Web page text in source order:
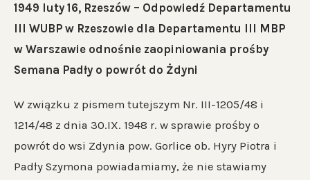
1949 luty 16, Rzeszów – Odpowiedź Departamentu
III WUBP w Rzeszowie dla Departamentu III MBP
w Warszawie odnośnie zaopiniowania prośby
Semana Padły o powrót do Żdyni
W związku z pismem tutejszym Nr. III-1205/48 i
1214/48 z dnia 30.IX. 1948 r. w sprawie prośby o
powrót do wsi Zdynia pow. Gorlice ob. Hyry Piotra i
Padły Szymona powiadamiamy, że nie stawiamy